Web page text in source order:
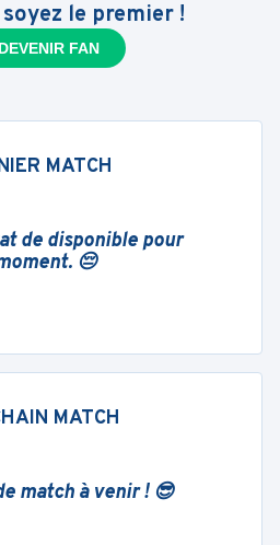
le premier !
DEVENIR FAN
MATCH
de disponible pour
😔
MATCH
match à venir ! 😎